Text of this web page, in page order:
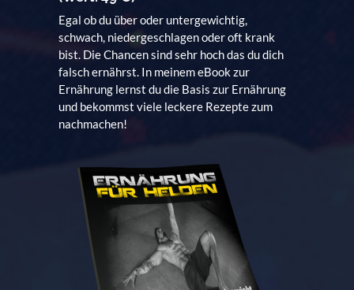
Egal ob du über oder untergewichtig,
schwach, niedergeschlagen oder oft krank
bist. Die Chancen sind sehr hoch das du dich
falsch ernährst. In meinem eBook zur
Ernährung lernst du die Basis zur Ernährung
und bekommst viele leckere Rezepte zum
nachmachen!